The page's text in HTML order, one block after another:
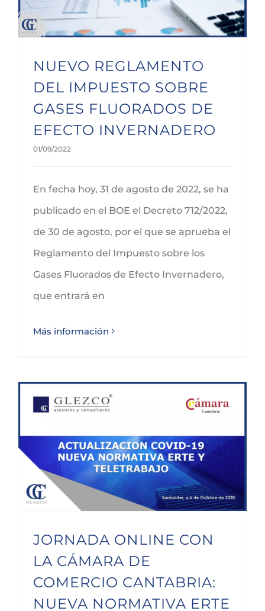
NUEVO REGLAMENTO
DEL IMPUESTO SOBRE
GASES FLUORADOS DE
EFECTO INVERNADERO
01/09/2022
En fecha hoy, 31 de agosto de 2022, se ha
publicado en el BOE el Decreto 712/2022,
de 30 de agosto, por el que se aprueba el
Reglamento del Impuesto sobre los
Gases Fluorados de Efecto Invernadero,
que entrará en
Más información
JORNADA ONLINE CON
LA CÁMARA DE
COMERCIO CANTABRIA:
NUEVA NORMATIVA ERTE